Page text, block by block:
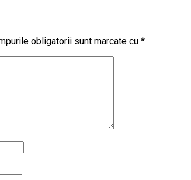
obligatorii sunt marcate cu *